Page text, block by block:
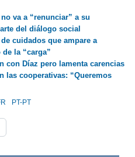
va a “renunciar” a su
del diálogo social
cuidados que ampare a
la “carga”
con Díaz pero lamenta carencias
las cooperativas: “Queremos
PT-PT